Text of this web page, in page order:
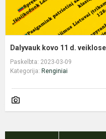
Dalyvauk kovo 11 d. veiklose
Paskelbta: 2023-03-09
Kategorija: Renginiai